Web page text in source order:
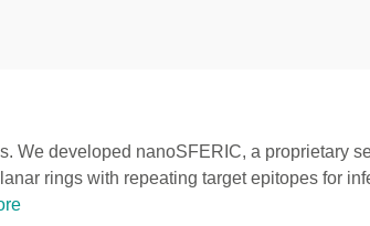
We developed nanoSFERIC, a proprietary
rings with repeating target epitopes for